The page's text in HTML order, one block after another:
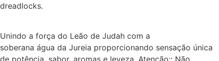
dreadlocks.
Unindo a força do Leão de Judah com a
soberana água da Jureia proporcionando sensação única